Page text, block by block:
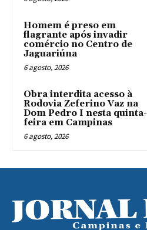
Homem é preso em
flagrante após invadir
comércio no Centro de
Jaguariúna
6 agosto, 2026
Obra interdita acesso à
Rodovia Zeferino Vaz na
Dom Pedro I nesta quinta-
feira em Campinas
6 agosto, 2026